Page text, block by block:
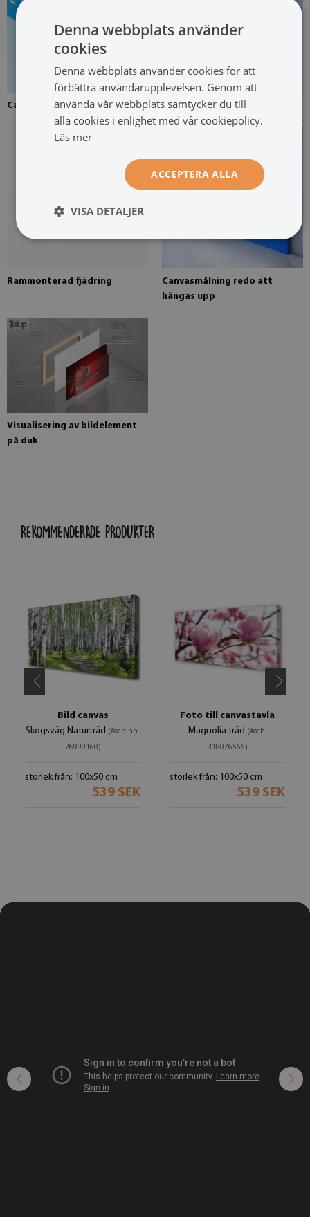
Canvas uppspänd över en ram Fururam för canvasmålning
Rammonterad fjädring
Canvasmålning redo att
hängas upp
Visualisering av bildelement
på duk
REKOMMENDERADE PRODUKTER
Bild canvas
Skogsväg Naturträd (#och-nn-
26999160)
storlek från: 100x50 cm
539 SEK
Foto till canvastavla
Magnolia träd (#och-
318076566)
storlek från: 100x50 cm
539 SEK
Denna webbplats använder
cookies
Denna webbplats använder cookies för att
förbättra användarupplevelsen. Genom att
använda vår webbplats samtycker du till
alla cookies i enlighet med vår cookiepolicy.
Läs mer
ACCEPTERA ALLA
VISA DETALJER